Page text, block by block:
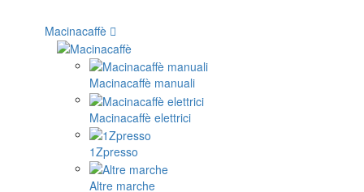
Macinacaffè
Macinacaffè manuali
Macinacaffè elettrici
1Zpresso
Altre marche